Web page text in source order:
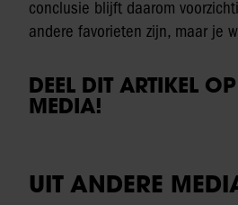
conclusie blijft daarom
andere favorieten zijn, maar je
DEEL DIT ARTIKEL
MEDIA!
UIT ANDERE